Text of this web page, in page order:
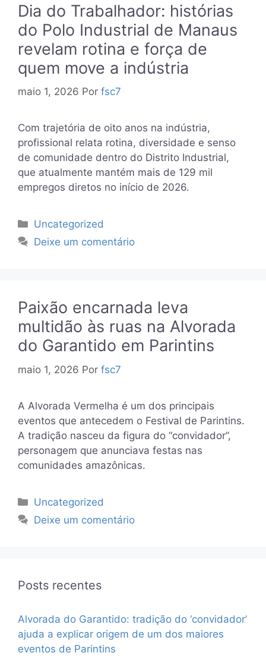
Dia do Trabalhador: histórias
do Polo Industrial de Manaus
revelam rotina e força de
quem move a indústria
maio 1, 2026 Por fsc7
Com trajetória de oito anos na indústria,
profissional relata rotina, diversidade e senso
de comunidade dentro do Distrito Industrial,
que atualmente mantém mais de 129 mil
empregos diretos no início de 2026.
Categorias
Uncategorized
Deixe um comentário
Paixão encarnada leva
multidão às ruas na Alvorada
do Garantido em Parintins
maio 1, 2026 Por fsc7
A Alvorada Vermelha é um dos principais
eventos que antecedem o Festival de Parintins.
A tradição nasceu da figura do “convidador”,
personagem que anunciava festas nas
comunidades amazônicas.
Categorias
Uncategorized
Deixe um comentário
Posts recentes
Alvorada do Garantido: tradição do ‘convidador’
ajuda a explicar origem de um dos maiores
eventos de Parintins